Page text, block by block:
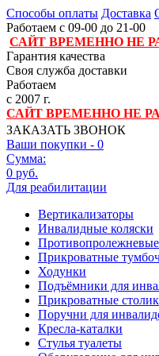
Способы оплаты Доставка
Работаем с 09-00 до 21-00
САЙТ ВРЕМЕННО НЕ
Гарантия качества
Своя служба доставки
Работаем
с 2007 г.
САЙТ ВРЕМЕННО НЕ
ЗАКАЗАТЬ ЗВОНОК
Ваши покупки - 0
Сумма:
0 руб.
Для реабилитации
Вертикализаторы
Инвалидные коляски
Прикроватные
Ходунки
Подъёмники для
Прикроватные
Поручни для
Кресла-каталки
Стулья туалеты